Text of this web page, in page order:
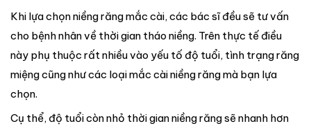
Khi lựa chọn niềng răng mắc cài, các bác sĩ đều sẽ tư vấn
cho bệnh nhân về thời gian tháo niềng. Trên thực tế điều
này phụ thuộc rất nhiều vào yếu tố độ tuổi, tình trạng răng
miệng cũng như các loại mắc cài niềng răng mà bạn lựa
chọn.
Cụ thể, độ tuổi còn nhỏ thời gian niềng răng sẽ nhanh hơn